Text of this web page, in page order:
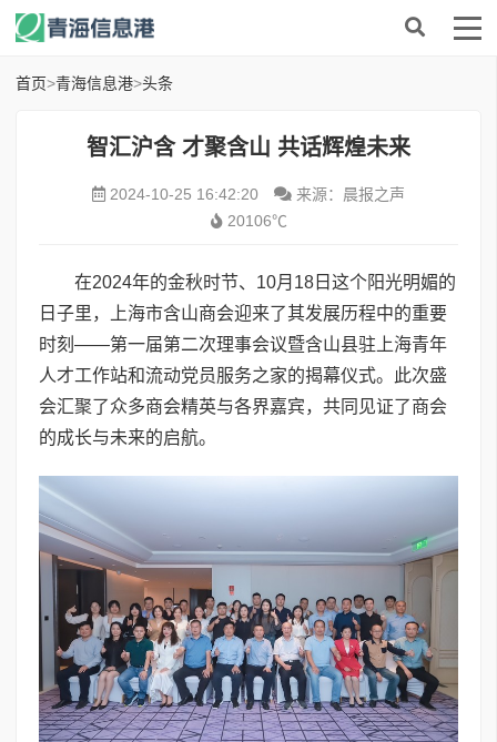
首页>青海信息港>头条
智汇沪含 才聚含山 共话辉煌未来
2024-10-25 16:42:20
来源：晨报之声
20106℃
在2024年的金秋时节、10月18日这个阳光明媚的
日子里，上海市含山商会迎来了其发展历程中的重要
时刻——第一届第二次理事会议暨含山县驻上海青年
人才工作站和流动党员服务之家的揭幕仪式。此次盛
会汇聚了众多商会精英与各界嘉宾，共同见证了商会
的成长与未来的启航。